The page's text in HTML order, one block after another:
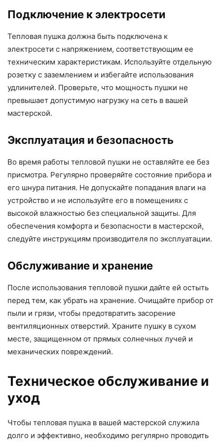
Подключение к электросети
Тепловая пушка должна быть подключена к
электросети с напряжением, соответствующим ее
техническим характеристикам. Используйте отдельную
розетку с заземлением и избегайте использования
удлинителей. Проверьте, что мощность пушки не
превышает допустимую нагрузку на сеть в вашей
мастерской.
Эксплуатация и безопасность
Во время работы тепловой пушки не оставляйте ее без
присмотра. Регулярно проверяйте состояние прибора и
его шнура питания. Не допускайте попадания влаги на
устройство и не используйте его в помещениях с
высокой влажностью без специальной защиты. Для
обеспечения комфорта и безопасности в мастерской,
следуйте инструкциям производителя по эксплуатации.
Обслуживание и хранение
После использования тепловой пушки дайте ей остыть
перед тем, как убрать на хранение. Очищайте прибор от
пыли и грязи, чтобы предотвратить засорение
вентиляционных отверстий. Храните пушку в сухом
месте, защищенном от прямых солнечных лучей и
механических повреждений.
Техническое обслуживание и
уход
Чтобы тепловая пушка в вашей мастерской служила
долго и эффективно, необходимо регулярно проводить